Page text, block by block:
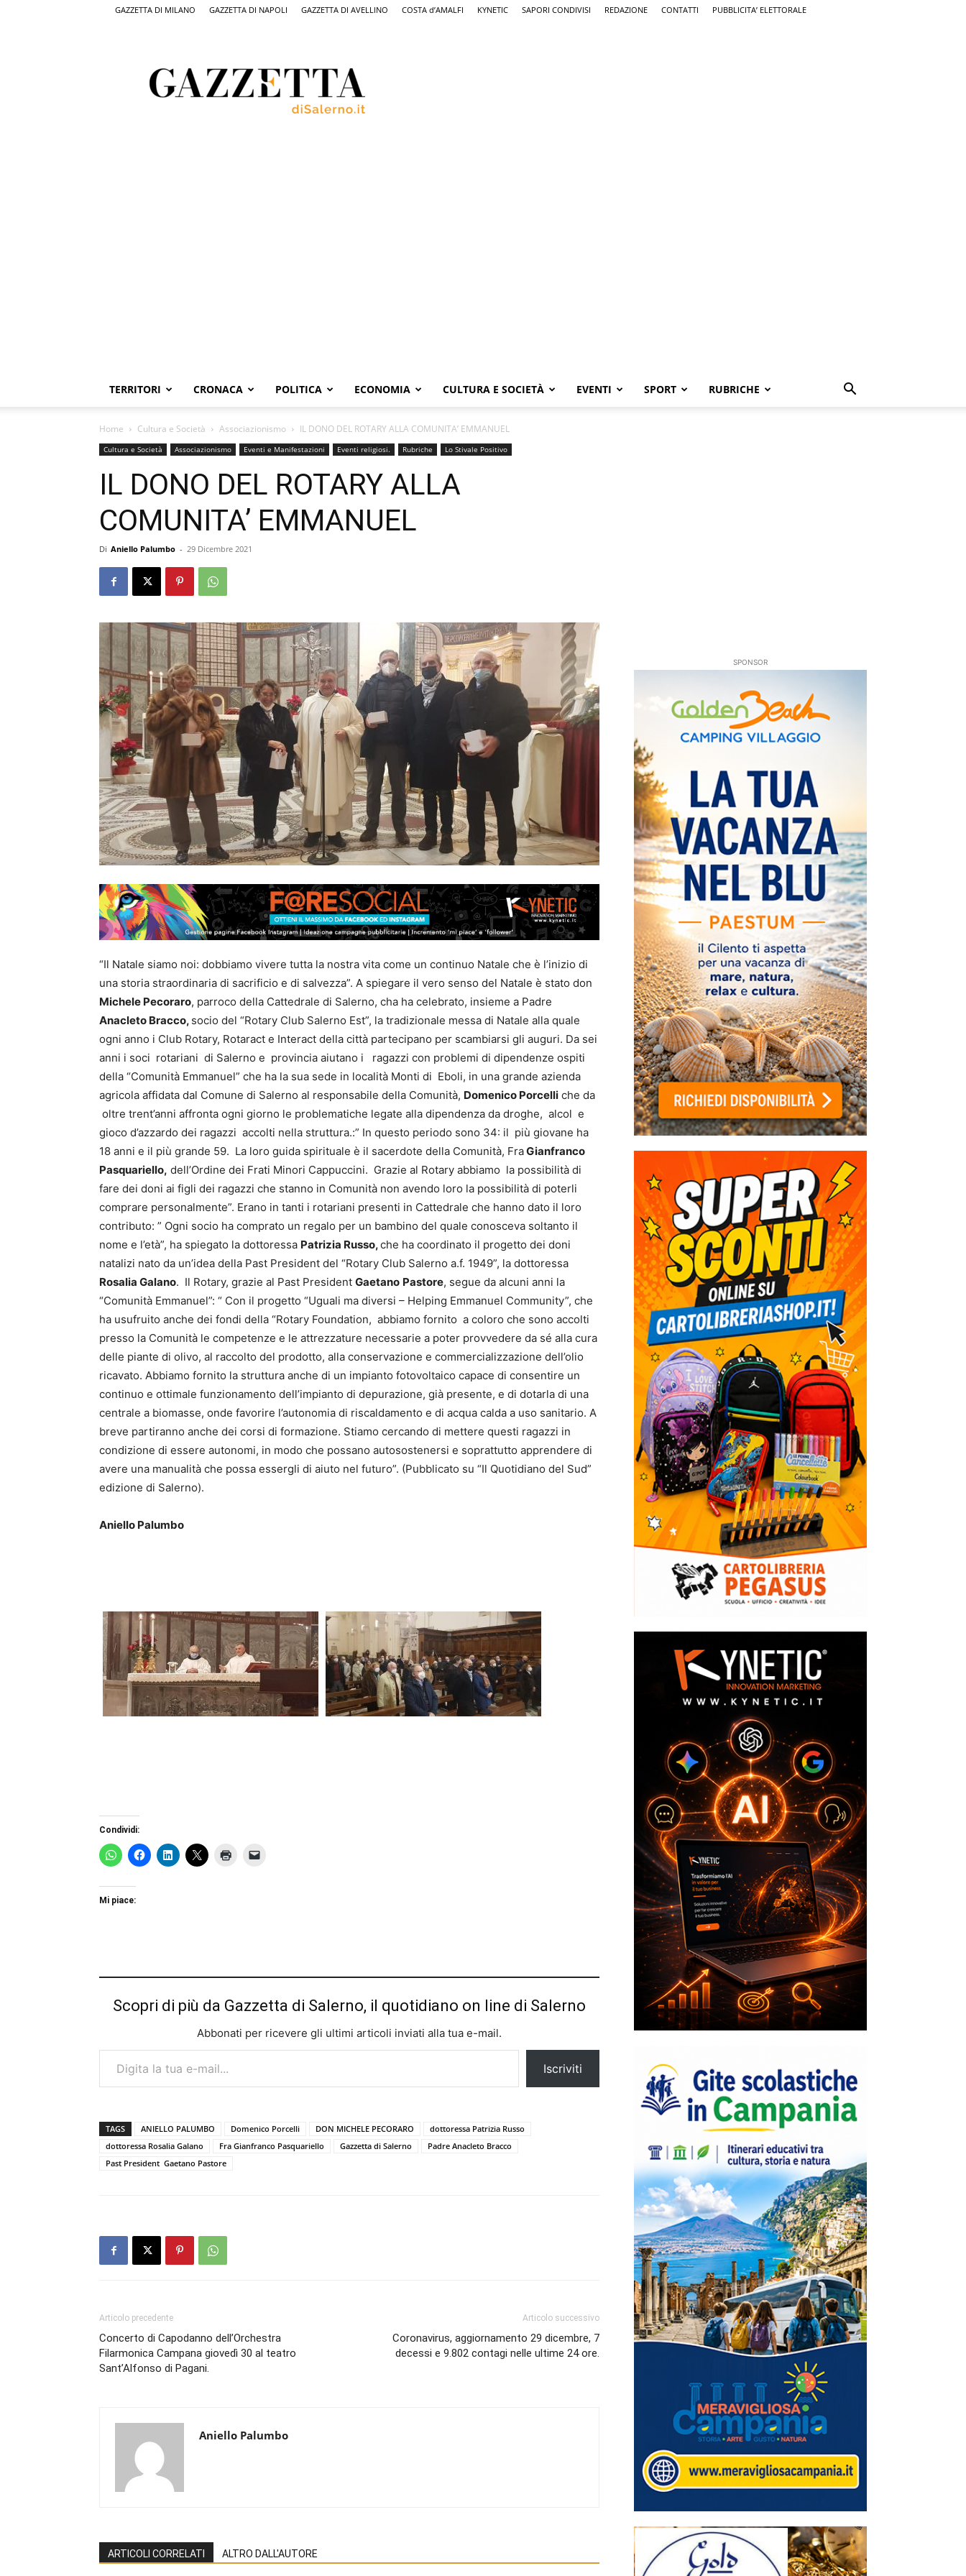
GAZZETTA DI MILANO GAZZETTA DI NAPOLI GAZZETTA DI AVELLINO COSTA d’AMALFI KYNETIC SAPORI CONDIVISI REDAZIONE CONTATTI PUBBLICITA’ ELETTORALE
Salerno,
il
quotidiano
TERRITORI CRONACA POLITICA ECONOMIA CULTURA E SOCIETÀ EVENTI SPORT RUBRICHE
Home Cultura e Società Associazionismo IL DONO DEL ROTARY ALLA COMUNITA’ EMMANUEL
Cultura e Società Associazionismo Eventi e Manifestazioni Eventi religiosi. Rubriche Lo Stivale Positivo
IL DONO DEL ROTARY ALLA
COMUNITA’ EMMANUEL
Di Aniello Palumbo - 29 Dicembre 2021
“Il Natale siamo noi: dobbiamo vivere tutta la nostra vita come un continuo Natale che è l’inizio di
una storia straordinaria di sacrificio e di salvezza”. A spiegare il vero senso del Natale è stato don
Michele Pecoraro, parroco della Cattedrale di Salerno, cha ha celebrato, insieme a Padre
Anacleto Bracco, socio del “Rotary Club Salerno Est”, la tradizionale messa di Natale alla quale
ogni anno i Club Rotary, Rotaract e Interact della città partecipano per scambiarsi gli auguri. Da sei
anni i soci rotariani di Salerno e provincia aiutano i ragazzi con problemi di dipendenze ospiti
della “Comunità Emmanuel” che ha la sua sede in località Monti di Eboli, in una grande azienda
agricola affidata dal Comune di Salerno al responsabile della Comunità, Domenico Porcelli che da
oltre trent’anni affronta ogni giorno le problematiche legate alla dipendenza da droghe, alcol e
gioco d’azzardo dei ragazzi accolti nella struttura.:” In questo periodo sono 34: il più giovane ha
18 anni e il più grande 59. La loro guida spirituale è il sacerdote della Comunità, FraGianfranco
Pasquariello, dell’Ordine dei Frati Minori Cappuccini. Grazie al Rotary abbiamo la possibilità di
fare dei doni ai figli dei ragazzi che stanno in Comunità non avendo loro la possibilità di poterli
comprare personalmente”. Erano in tanti i rotariani presenti in Cattedrale che hanno dato il loro
contributo: ” Ogni socio ha comprato un regalo per un bambino del quale conosceva soltanto il
nome e l’età”, ha spiegato la dottoressa Patrizia Russo,che ha coordinato il progetto dei doni
natalizi nato da un’idea della Past President del “Rotary Club Salerno a.f. 1949”, la dottoressa
Rosalia Galano. Il Rotary, grazie al Past President Gaetano Pastore, segue da alcuni anni la
“Comunità Emmanuel”: “ Con il progetto “Uguali ma diversi – Helping Emmanuel Community”, che
ha usufruito anche dei fondi della “Rotary Foundation, abbiamo fornito a coloro che sono accolti
presso la Comunità le competenze e le attrezzature necessarie a poter provvedere da sé alla cura
delle piante di olivo, al raccolto del prodotto, alla conservazione e commercializzazione dell’olio
ricavato. Abbiamo fornito la struttura anche di un impianto fotovoltaico capace di consentire un
continuo e ottimale funzionamento dell’impianto di depurazione, già presente, e di dotarla di una
centrale a biomasse, onde favorire l’autonomia di riscaldamento e di acqua calda a uso sanitario. A
breve partiranno anche dei corsi di formazione. Stiamo cercando di mettere questi ragazzi in
condizione di essere autonomi, in modo che possano autosostenersi e soprattutto apprendere di
avere una manualità che possa essergli di aiuto nel futuro”. (Pubblicato su “Il Quotidiano del Sud”
edizione di Salerno).
Aniello Palumbo
Condividi:
Mi piace:
Scopri di più da Gazzetta di Salerno, il quotidiano on line di Salerno
Abbonati per ricevere gli ultimi articoli inviati alla tua e-mail.
Digita la tua e-mail...
Iscriviti
TAGS ANIELLO PALUMBO Domenico Porcelli DON MICHELE PECORARO
dottoressa Patrizia Russo
dottoressa Rosalia Galano
Fra Gianfranco Pasquariello Gazzetta di Salerno
Padre Anacleto Bracco
Past President Gaetano Pastore
Articolo precedente
Concerto di Capodanno dell’Orchestra
Filarmonica Campana giovedì 30 al teatro
Sant’Alfonso di Pagani.
Articolo successivo
Coronavirus, aggiornamento 29 dicembre, 7
decessi e 9.802 contagi nelle ultime 24 ore.
Aniello Palumbo
ARTICOLI CORRELATI ALTRO DALL'AUTORE
SPONSOR